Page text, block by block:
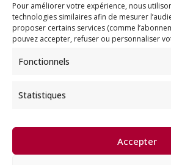
Pour améliorer votre expérience, nous
technologies similaires afin de mesurer
proposer certains services (comme
pouvez accepter, refuser ou personnaliser
Fonctionnels
Statistiques
Accepter
Programme
Actualités
Ressources
Infos pratiques
direction
Dorjé, Sa